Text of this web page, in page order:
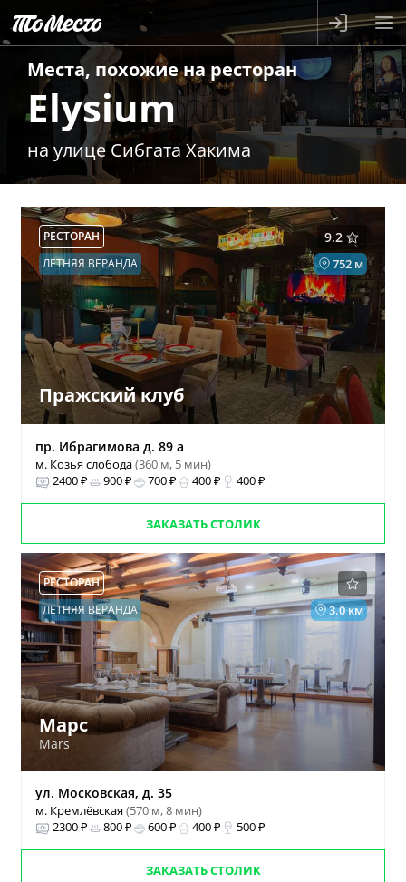
Места, похожие наресторан
Elysium
на улице ​Сибгата Хакима
9.2
РЕСТОРАН
752 м
ЛЕТНЯЯ ВЕРАНДА
Пражский клуб
пр. Ибрагимова д. 89 а
м. Козья слобода(360 м, 5 мин)
2400 ₽
900 ₽ 700 ₽ 400 ₽ 400 ₽
ЗАКАЗАТЬ СТОЛИК
РЕСТОРАН
3.0 км
ЛЕТНЯЯ ВЕРАНДА
Марс
Mars
ул. Московская, д. 35
м. Кремлёвская(570 м, 8 мин)
2300 ₽
800 ₽ 600 ₽ 400 ₽ 500 ₽
ЗАКАЗАТЬ СТОЛИК